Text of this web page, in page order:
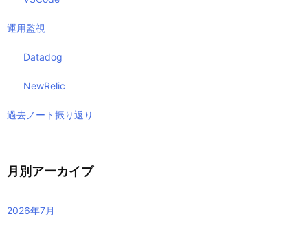
運用監視
Datadog
NewRelic
過去ノート振り返り
月別アーカイブ
2026年7月